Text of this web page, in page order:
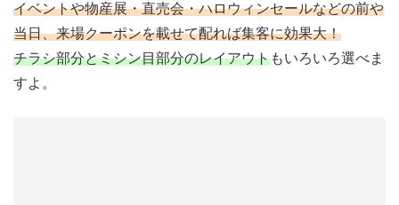
イベントや物産展・直売会・ハロウィンセールなどの前や
当日、来場クーポンを載せて配れば集客に効果大！
チラシ部分とミシン目部分のレイアウトもいろいろ選べま
すよ。